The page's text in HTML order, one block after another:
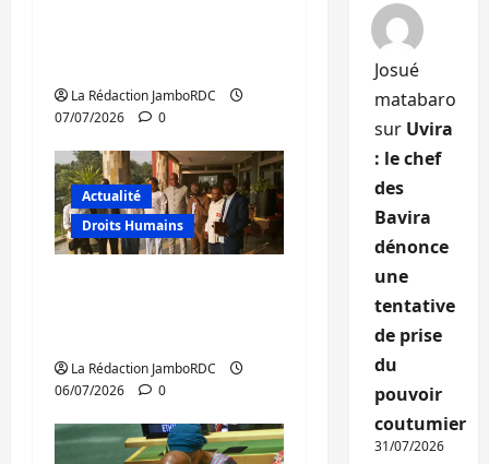
La Rédaction JamboRDC
07/07/2026
0
Actualité
Droits Humains
La Rédaction JamboRDC
06/07/2026
0
Josué
matabaro
sur Uvira
: le chef
des
Bavira
dénonce
une
tentative
de prise
du
pouvoir
coutumier
31/07/2026